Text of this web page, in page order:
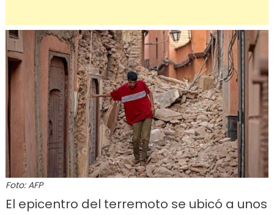
Foto: AFP
El epicentro del terremoto se ubicó a unos